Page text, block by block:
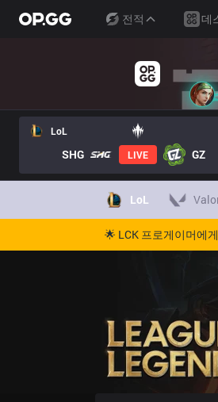
전적 데
LoL
SHG LIVE GZ
LoL
🌟 LCK 프로게이머에